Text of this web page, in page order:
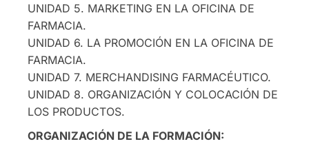
UNIDAD 5. MARKETING EN LA OFICINA DE
FARMACIA.
UNIDAD 6. LA PROMOCIÓN EN LA OFICINA DE
FARMACIA.
UNIDAD 7. MERCHANDISING FARMACÉUTICO.
UNIDAD 8. ORGANIZACIÓN Y COLOCACIÓN DE
LOS PRODUCTOS.
ORGANIZACIÓN DE LA FORMACIÓN: